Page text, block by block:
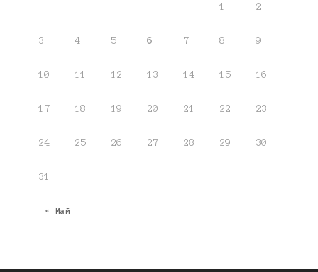
« Май
1 2
3 4 5 6 7 8 9
10 11 12 13 14 15 16
17 18 19 20 21 22 23
24 25 26 27 28 29 30
31